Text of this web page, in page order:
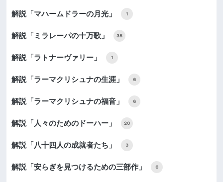
解説「マハームドラーの月光」 1
解説「ミラレーパの十万歌」 35
解説「ラトナーヴァリー」 1
解説「ラーマクリシュナの生涯」 6
解説「ラーマクリシュナの福音」 6
解説「人々のためのドーハー」 20
解説「八十四人の成就者たち」 3
解説「安らぎを見つけるための三部作」 6